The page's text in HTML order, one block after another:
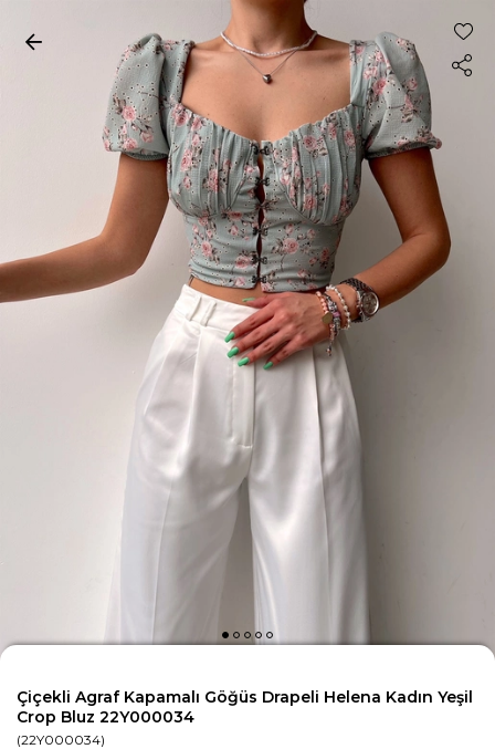
Çiçekli Agraf Kapamalı Göğüs Drapeli Helena Kadın Yeşil
Crop Bluz 22Y000034
(22Y000034)